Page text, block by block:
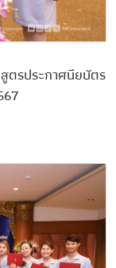
ตรประกาศนียบัตร